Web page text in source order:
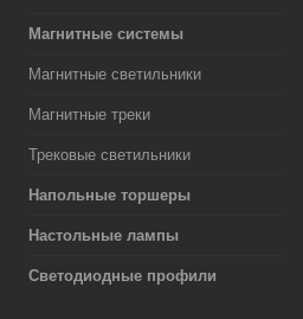
Магнитные системы
Магнитные светильники
Магнитные треки
Трековые светильники
Напольные торшеры
Настольные лампы
Светодиодные профили